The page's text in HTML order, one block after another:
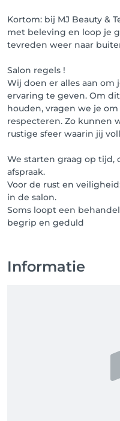
Kortom: bij MJ Beauty &
met beleving en loop je
tevreden weer naar
Salon regels !
Wij doen er alles aan
ervaring te geven. Om
houden, vragen we je
respecteren. Zo kunnen
rustige sfeer waarin jij
We starten graag op tijd,
afspraak.
Voor de rust en
in de salon.
Soms loopt een
Informatie